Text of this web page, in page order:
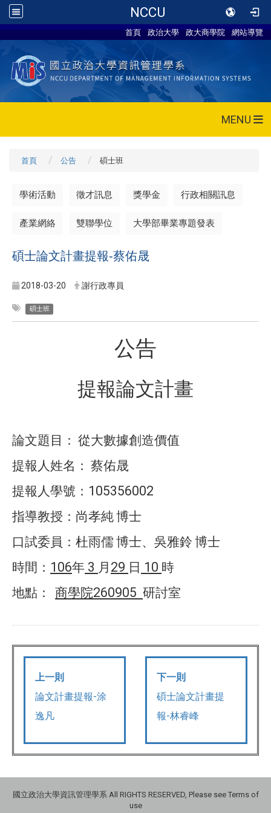
NCCU
首頁 政治大學 政大商學院 網站導覽
MENU
首頁 公告 碩士班
學術活動 徵才訊息 獎學金 行政相關訊息
產業網絡 雙聯學位 大學部畢業專題發表
碩士論文計畫提報-蔡佑晟
2018-03-20 謝行政專員
碩士班
公告
提報論文計畫
論文題目： 從大數據創造價值
提報人姓名： 蔡佑晟
提報人學號： 105356002
指導教授：尚孝純博士
口試委員：杜雨儒 博士、吳雅鈴 博士
時間： 106年 3 月 29 日 10 時
地點：
商學院260905 研討室
上一則
論文計畫提報-涂
逸凡
下一則
碩士論文計畫提
報-林睿峰
國立政治大學資訊管理學系 All RIGHTS RESERVED, Please see Terms of
use